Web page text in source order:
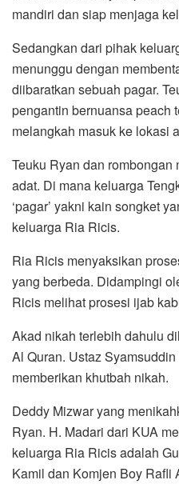
mandiri dan siap menjaga
Sedangkan dari pihak
menunggu dengan
diibaratkan sebuah pagar.
pengantin bernuansa peach
melangkah masuk ke lokasi
Teuku Ryan dan
adat. Di mana keluarga
‘pagar’ yakni kain songket
keluarga Ria Ricis.
Ria Ricis menyaksikan
yang berbeda. Didampingi
Ricis melihat prosesi ijab
Akad nikah terlebih dahulu
Al Quran. Ustaz
memberikan khutbah nikah.
Deddy Mizwar yang
Ryan. H. Madari dari KUA
keluarga Ria Ricis adalah
Kamil dan Komjen Boy Rafli